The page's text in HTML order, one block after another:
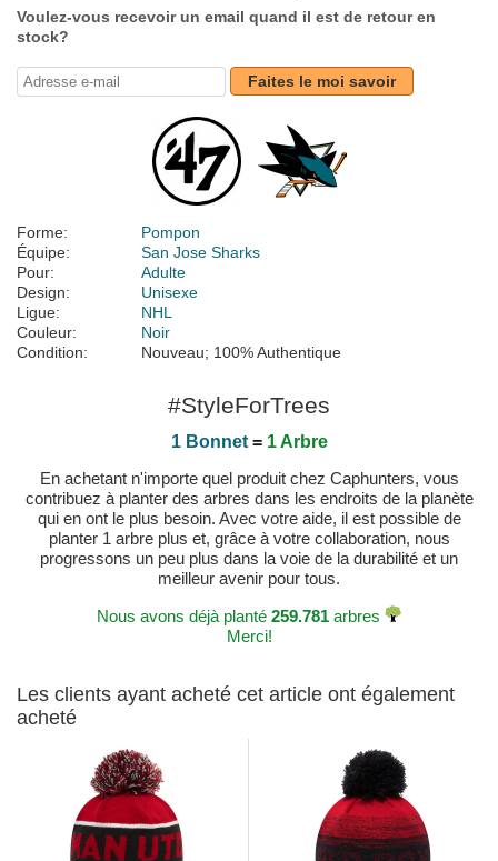
Voulez-vous recevoir un email quand il est de retour en
stock?
Faites le moi savoir
Forme:
Pompon
Équipe:
San Jose Sharks
Pour:
Adulte
Design:
Unisexe
Ligue:
NHL
Couleur:
Noir
Condition:
Nouveau; 100% Authentique
#StyleForTrees
1 Bonnet= 1 Arbre
En achetant n'importe quel produit chez Caphunters, vous
contribuez à planter des arbres dans les endroits de la planète
qui en ont le plus besoin. Avec votre aide, il est possible de
planter 1 arbre plus et, grâce à votre collaboration, nous
progressons un peu plus dans la voie de la durabilité et un
meilleur avenir pour tous.
Nous avons déjà planté 259.781 arbres
Merci!
Les clients ayant acheté cet article ont également
acheté